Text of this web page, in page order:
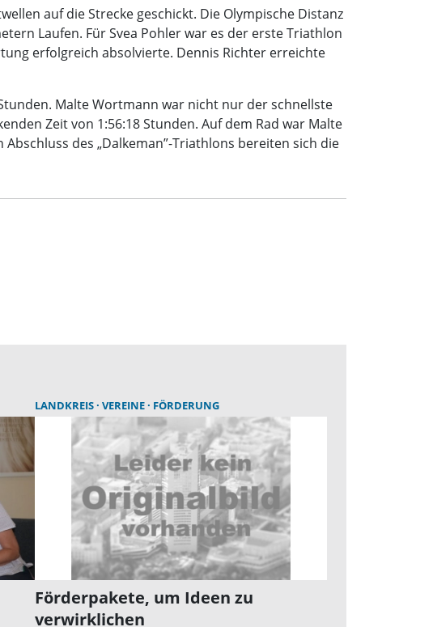
auf die Strecke geschickt. Die Olympische Distanz
Laufen. Für Svea Pohler war es der erste Triathlon
erfolgreich absolvierte. Dennis Richter erreichte
Malte Wortmann war nicht nur der schnellste
Zeit von 1:56:18 Stunden. Auf dem Rad war Malte
des „Dalkeman”-Triathlons bereiten sich die
LANDKREIS VEREINE FÖRDERUNG
Förderpakete, um Ideen zu
verwirklichen